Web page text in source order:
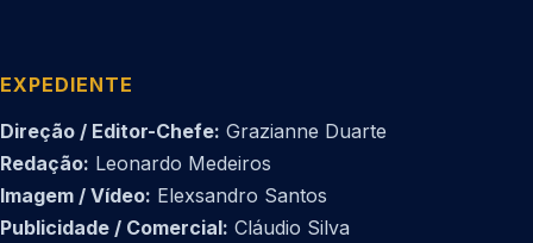
EXPEDIENTE
Direção / Editor-Chefe: Grazianne Duarte
Redação: Leonardo Medeiros
Imagem / Vídeo: Elexsandro Santos
Publicidade / Comercial: Cláudio Silva